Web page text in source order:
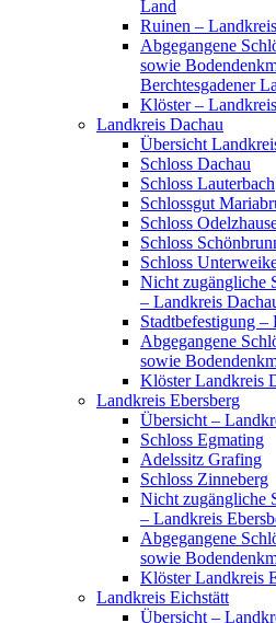
Land
Ruinen –
Abgegangene
sowie
Berchtesgadener
Klöster –
Landkreis Dachau
Übersicht
Schloss Dachau
Schloss Lauterbach
Schlossgut
Schloss
Schloss
Schloss
Nicht zugängliche
– Landkreis
Stadtbefestigung –
Abgegangene
sowie
Klöster Landkreis
Landkreis Ebersberg
Übersicht –
Schloss Egmating
Adelssitz Grafing
Schloss Zinneberg
Nicht zugängliche
– Landkreis
Abgegangene
sowie
Klöster Landkreis
Landkreis Eichstätt
Übersicht –